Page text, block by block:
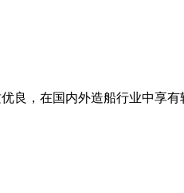
良，在国内外造船行业中享有